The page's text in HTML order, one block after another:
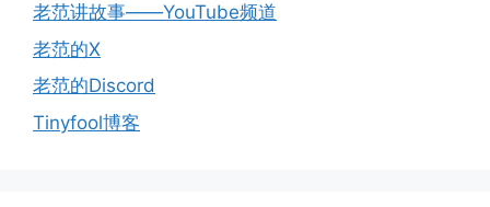
老范讲故事——YouTube频道
老范的X
老范的Discord
Tinyfool博客